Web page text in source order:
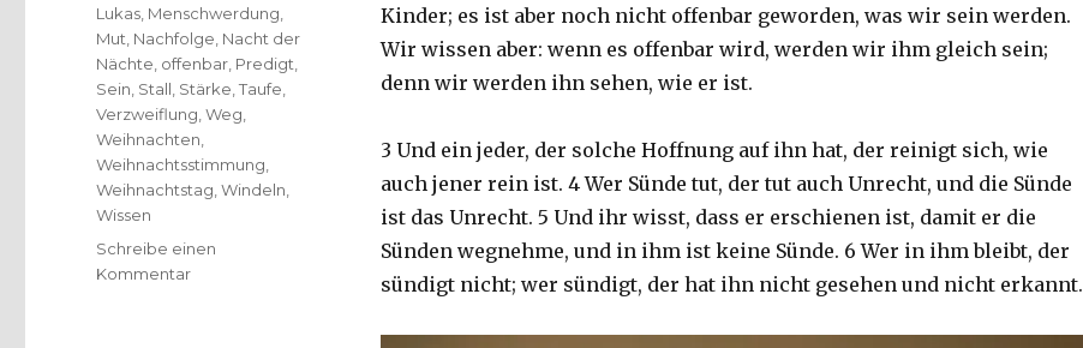
Kinder; es ist aber noch nicht offenbar geworden, was wir sein werden.
Wir wissen aber: wenn es offenbar wird, werden wir ihm gleich sein;
denn wir werden ihn sehen, wie er ist.
3 Und ein jeder, der solche Hoffnung auf ihn hat, der reinigt sich, wie
auch jener rein ist. 4 Wer Sünde tut, der tut auch Unrecht, und die Sünde
ist das Unrecht. 5 Und ihr wisst, dass er erschienen ist, damit er die
Sünden wegnehme, und in ihm ist keine Sünde. 6 Wer in ihm bleibt, der
sündigt nicht; wer sündigt, der hat ihn nicht gesehen und nicht erkannt.
Lukas Menschwerdung
Mut Nachfolge Nacht der
Nächte offenbar Predigt
Sein Stall Stärke ,Taufe
Verzweiflung ,Weg
Weihnachten
Weihnachtsstimmung
Weihnachtstag ,Windeln
Wissen
Schreibe einen
Kommentarzu